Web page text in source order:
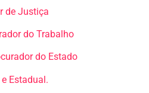
de Justiça
do Trabalho
do Estado
Estadual.